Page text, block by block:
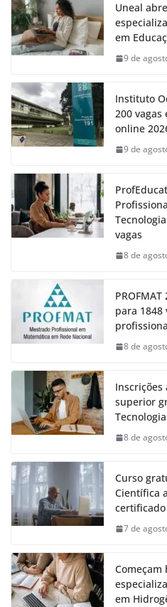
Uneal
em
9 de
Instituto
200 vagas
online
9 de
vagas
8 de
para 1848
8 de
Inscrições
superior
8 de
Curso
Científica
certificado
7 de
Começam
em